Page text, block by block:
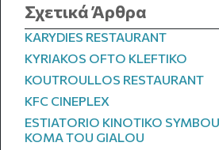
Σχετικά Άρθρα
KARYDIES RESTAURANT
KYRIAKOS OFTO KLEFTIKO
KOUTROULLOS RESTAURANT
KFC CINEPLEX
ESTIATORIO KINOTIKO
KOMA TOU GIALOU